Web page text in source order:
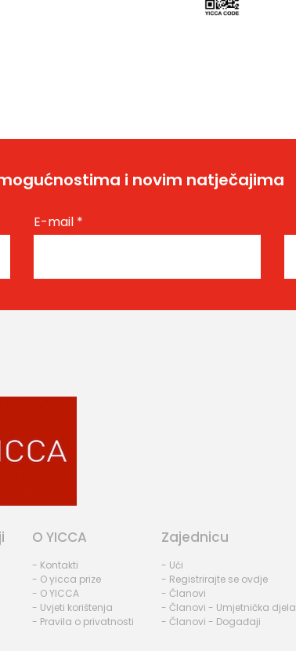
i novim natječajima
E-mail *
O YICCA
- Kontakti
- O yicca prize
- O YICCA
- Uvjeti korištenja
- Pravila o privatnosti
Zajednicu
- Ući
- Registrirajte se ovdje
- Članovi
- Članovi - Umjetnička djela
- Članovi - Događaji